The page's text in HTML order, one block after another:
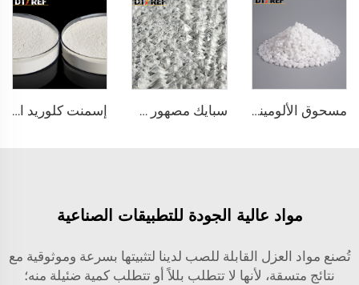
مسحوق الألومينا المصهور سبايك مصهور AM65 أكسيد الألمنيوم ماغنيسيا إسمنت كلوريد الكالسيوم DK-80
مواد عالية الجودة للتطبيقات الصناعية
تُصنع مواد العزل القابلة للصب لدينا لتثبيتها بسرعة وموثوقية مع
نتائج متسقة، لأنها لا تتطلب بللاً أو تتطلب كمية ضئيلة منه؛